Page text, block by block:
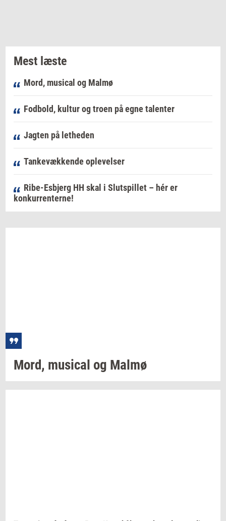
Mest læste
Mord, musical og Malmø
Fodbold, kultur og troen på egne talenter
Jagten på letheden
Tankevækkende oplevelser
Ribe-Esbjerg HH skal i Slutspillet – hér er
konkurrenterne!
Mord, mu­si­cal og Malmø